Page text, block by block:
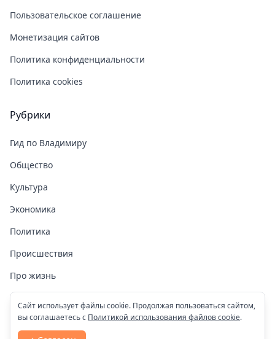
Пользовательское соглашение
Монетизация сайтов
Политика конфиденциальности
Политика cookies
Рубрики
Гид по Владимиру
Общество
Культура
Экономика
Политика
Происшествия
Про жизнь
Здоровье
COVID-19
Сайт использует файлы cookie. Продолжая пользоваться сайтом,
вы соглашаетесь с Политикой использования файлов cookie.